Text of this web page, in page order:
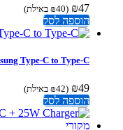
(
₪40 באילת)
הוספה לסל
Samsung Type-C to Type-C כבל טעינה בצבע שחור
(
₪42 באילת)
הוספה לסל